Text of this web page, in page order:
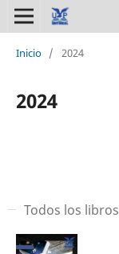
Inicio / 2024
2024
Todos los libros